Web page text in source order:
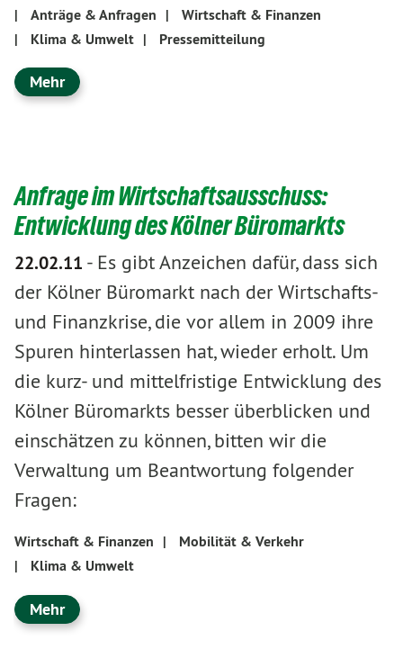
| Anträge & Anfragen |
Wirtschaft & Finanzen
|
Klima & Umwelt | Pressemitteilung
Mehr
Anfrage im Wirtschaftsausschuss:
Entwicklung des Kölner Büromarkts
22.02.11 - Es gibt Anzeichen dafür, dass sich
der Kölner Büromarkt nach der Wirtschafts-
und Finanzkrise, die vor allem in 2009 ihre
Spuren hinterlassen hat, wieder erholt. Um
die kurz- und mittelfristige Entwicklung des
Kölner Büromarkts besser überblicken und
einschätzen zu können, bitten wir die
Verwaltung um Beantwortung folgender
Fragen:
Wirtschaft & Finanzen |
Mobilität & Verkehr
|
Klima & Umwelt
Mehr